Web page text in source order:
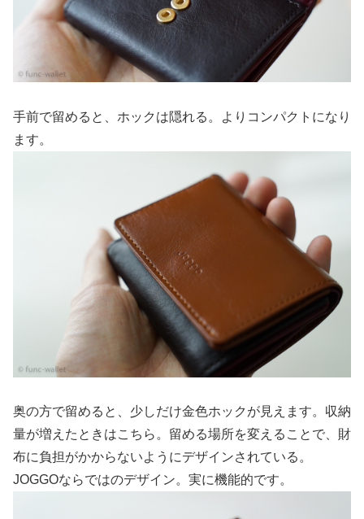
手前で留めると、ホックは隠れる。よりコンパクトになり
ます。
奥の方で留めると、少しだけ金色ホックが見えます。収納
量が増えたときはこちら。留める場所を変えることで、財
布に負担がかからないようにデザインされている。
JOGGOならではのデザイン。実に機能的です。